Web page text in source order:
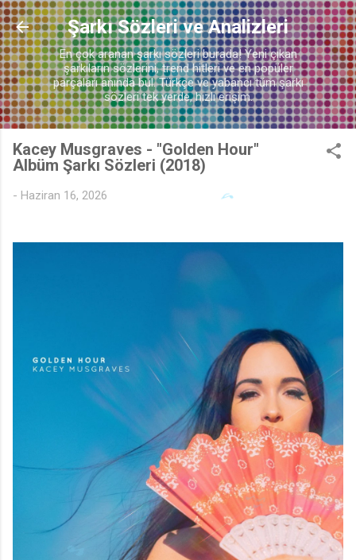
Ana içeriğe atla
Şarkı Sözleri ve Analizleri
En çok aranan şarkı sözleri burada! Yeni çıkan
şarkıların sözlerini, trend hitleri ve en popüler
parçaları anında bul. Türkçe ve yabancı tüm şarkı
sözleri tek yerde, hızlı erişim.
Kacey Musgraves - "Golden Hour"
Albüm Şarkı Sözleri (2018)
- Haziran 16, 2026
♬
♪